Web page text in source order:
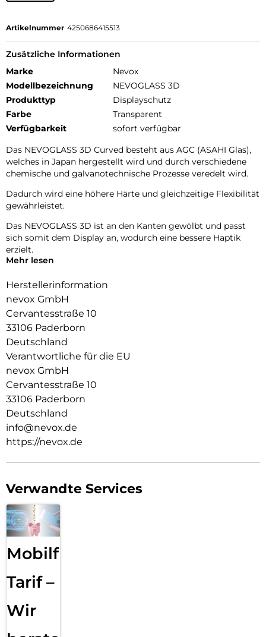
Artikelnummer 4250686415513
Zusätzliche Informationen
Marke
Nevox
Modellbezeichnung
NEVOGLASS 3D
Produkttyp
Displayschutz
Farbe
Transparent
Verfügbarkeit
sofort verfügbar
Das NEVOGLASS 3D Curved besteht aus AGC (ASAHI Glas),
welches in Japan hergestellt wird und durch verschiedene
chemische und galvanotechnische Prozesse veredelt wird.
Dadurch wird eine höhere Härte und gleichzeitige Flexibilität
gewährleistet.
Das NEVOGLASS 3D ist an den Kanten gewölbt und passt
sich somit dem Display an, wodurch eine bessere Haptik
erzielt.
zuverlässig geschützt.
Glasdicke – 0.33mm
Eckenradius – 2.5D
Material Art Crystal Klar
Mehr lesen
Herstellerinformation
nevox GmbH
Cervantesstraße 10
33106 Paderborn
Deutschland
Verantwortliche für die EU
nevox GmbH
Cervantesstraße 10
33106 Paderborn
Deutschland
info@nevox.de
https://nevox.de
Verwandte Services
Mobilfunk
Tarif –
Wir